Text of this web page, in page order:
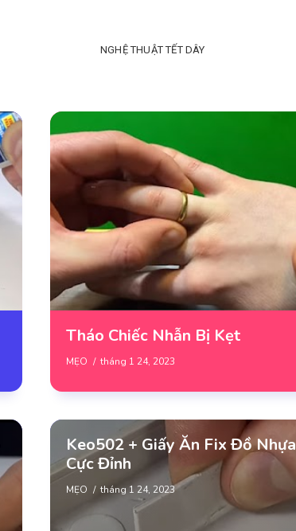
NGHỆ THUẬT TẾT DÂY
Tháo Chiếc Nhẫn Bị Kẹt
MẸO tháng 1 24, 2023
Keo502 + Giấy Ăn Fix Đồ Nhựa
Cực Đỉnh
MẸO tháng 1 24, 2023